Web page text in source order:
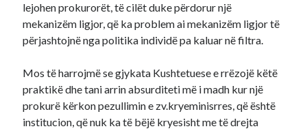
lejohen prokurorët, të cilët duke përdorur një
mekanizëm ligjor, që ka problem ai mekanizëm ligjor të
përjashtojnë nga politika individë pa kaluar në filtra.
Mos të harrojmë se gjykata Kushtetuese e rrëzojë këtë
praktikë dhe tani arrin absurditeti më i madh kur një
prokurë kërkon pezullimin e zv.kryeminisrres, që është
institucion, që nuk ka të bëjë kryesisht me të drejta